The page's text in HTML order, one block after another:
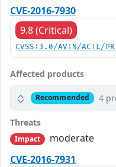
CVE-2016-7930
9.8 (Critical)
CVSS:3.0/AV:N/AC:L/
Affected products
Recommended 4
Threats
Impact
moderate
CVE-2016-7931